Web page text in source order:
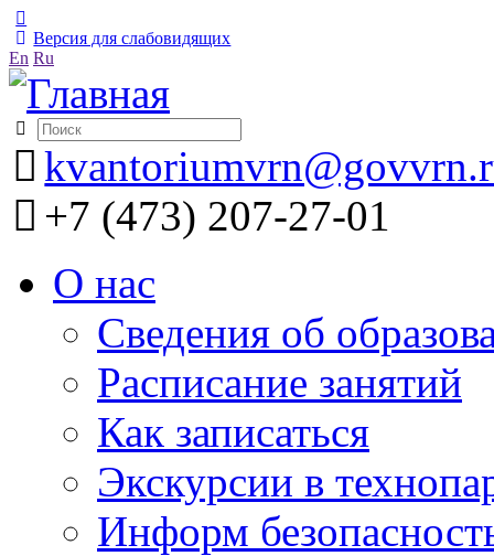
Версия для слабовидящих
En Ru
+7 (473) 207-27-01
О нас
Сведения об
Расписание занятий
Как записаться
Экскурсии в
Информ